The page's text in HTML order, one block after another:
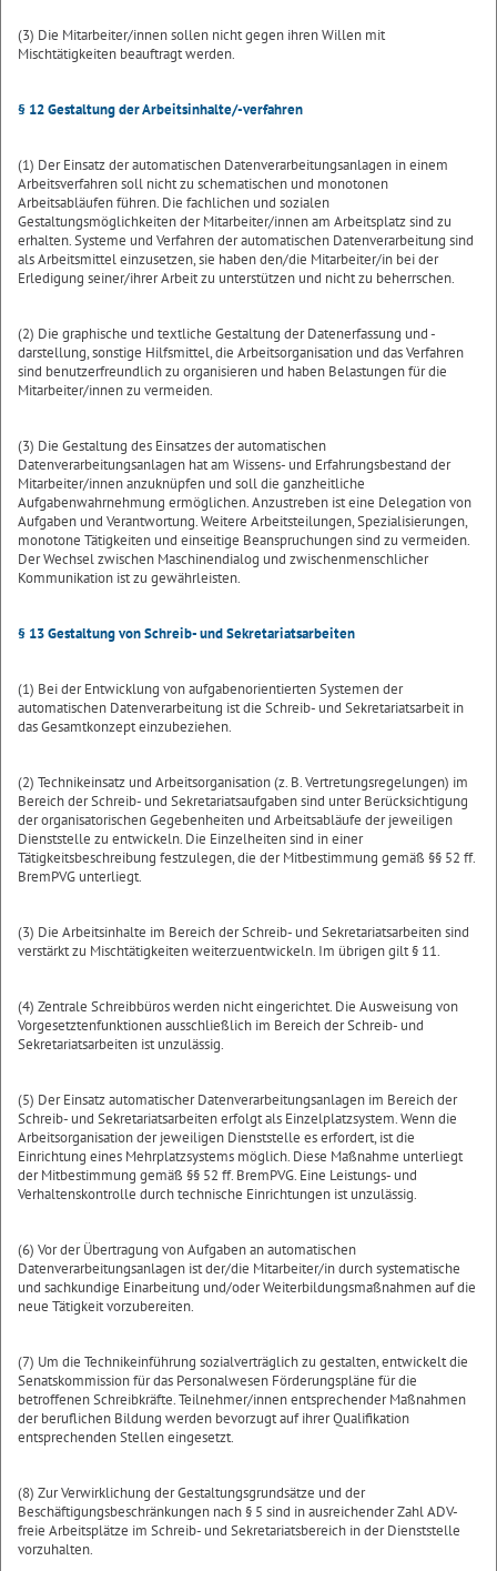
(3) Die Mitarbeiter/innen sollen nicht gegen ihren Willen mit
Mischtätigkeiten beauftragt werden.
§ 12 Gestaltung der Arbeitsinhalte/-verfahren
(1) Der Einsatz der automatischen Datenverarbeitungsanlagen in einem
Arbeitsverfahren soll nicht zu schematischen und monotonen
Arbeitsabläufen führen. Die fachlichen und sozialen
Gestaltungsmöglichkeiten der Mitarbeiter/innen am Arbeitsplatz sind zu
erhalten. Systeme und Verfahren der automatischen Datenverarbeitung sind
als Arbeitsmittel einzusetzen, sie haben den/die Mitarbeiter/in bei der
Erledigung seiner/ihrer Arbeit zu unterstützen und nicht zu beherrschen.
(2) Die graphische und textliche Gestaltung der Datenerfassung und -
darstellung, sonstige Hilfsmittel, die Arbeitsorganisation und das Verfahren
sind benutzerfreundlich zu organisieren und haben Belastungen für die
Mitarbeiter/innen zu vermeiden.
(3) Die Gestaltung des Einsatzes der automatischen
Datenverarbeitungsanlagen hat am Wissens- und Erfahrungsbestand der
Mitarbeiter/innen anzuknüpfen und soll die ganzheitliche
Aufgabenwahrnehmung ermöglichen. Anzustreben ist eine Delegation von
Aufgaben und Verantwortung. Weitere Arbeitsteilungen, Spezialisierungen,
monotone Tätigkeiten und einseitige Beanspruchungen sind zu vermeiden.
Der Wechsel zwischen Maschinendialog und zwischenmenschlicher
Kommunikation ist zu gewährleisten.
§ 13 Gestaltung von Schreib- und Sekretariatsarbeiten
(1) Bei der Entwicklung von aufgabenorientierten Systemen der
automatischen Datenverarbeitung ist die Schreib- und Sekretariatsarbeit in
das Gesamtkonzept einzubeziehen.
(2) Technikeinsatz und Arbeitsorganisation (z. B. Vertretungsregelungen) im
Bereich der Schreib- und Sekretariatsaufgaben sind unter Berücksichtigung
der organisatorischen Gegebenheiten und Arbeitsabläufe der jeweiligen
Dienststelle zu entwickeln. Die Einzelheiten sind in einer
Tätigkeitsbeschreibung festzulegen, die der Mitbestimmung gemäß §§ 52 ff.
BremPVG unterliegt.
(3) Die Arbeitsinhalte im Bereich der Schreib- und Sekretariatsarbeiten sind
verstärkt zu Mischtätigkeiten weiterzuentwickeln. Im übrigen gilt § 11.
(4) Zentrale Schreibbüros werden nicht eingerichtet. Die Ausweisung von
Vorgesetztenfunktionen ausschließlich im Bereich der Schreib- und
Sekretariatsarbeiten ist unzulässig.
(5) Der Einsatz automatischer Datenverarbeitungsanlagen im Bereich der
Schreib- und Sekretariatsarbeiten erfolgt als Einzelplatzsystem. Wenn die
Arbeitsorganisation der jeweiligen Dienststelle es erfordert, ist die
Einrichtung eines Mehrplatzsystems möglich. Diese Maßnahme unterliegt
der Mitbestimmung gemäß §§ 52 ff. BremPVG. Eine Leistungs- und
Verhaltenskontrolle durch technische Einrichtungen ist unzulässig.
(6) Vor der Übertragung von Aufgaben an automatischen
Datenverarbeitungsanlagen ist der/die Mitarbeiter/in durch systematische
und sachkundige Einarbeitung und/oder Weiterbildungsmaßnahmen auf die
neue Tätigkeit vorzubereiten.
(7) Um die Technikeinführung sozialverträglich zu gestalten, entwickelt die
Senatskommission für das Personalwesen Förderungspläne für die
betroffenen Schreibkräfte. Teilnehmer/innen entsprechender Maßnahmen
der beruflichen Bildung werden bevorzugt auf ihrer Qualifikation
entsprechenden Stellen eingesetzt.
(8) Zur Verwirklichung der Gestaltungsgrundsätze und der
Beschäftigungsbeschränkungen nach § 5 sind in ausreichender Zahl ADV-
freie Arbeitsplätze im Schreib- und Sekretariatsbereich in der Dienststelle
vorzuhalten.